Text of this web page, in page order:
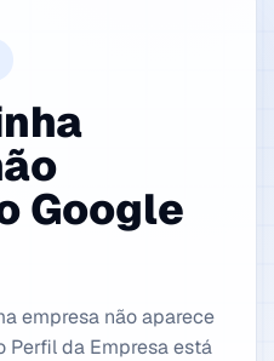
Google
empresa não aparece
Perfil da Empresa está